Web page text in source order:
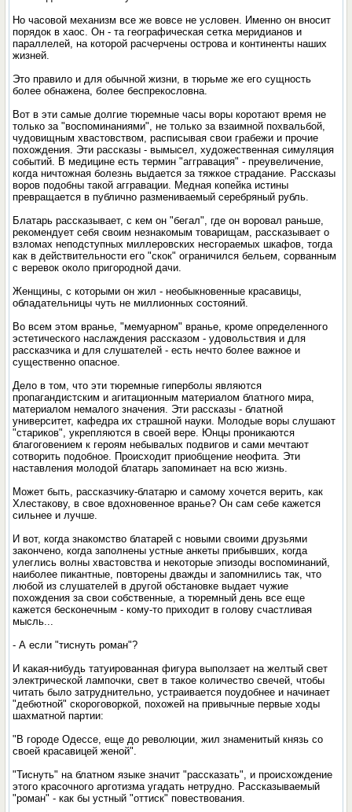
Но часовой механизм все же вовсе не условен. Именно он вносит
порядок в хаос. Он - та географическая сетка меридианов и
параллелей, на которой расчерчены острова и континенты наших
жизней.
Это правило и для обычной жизни, в тюрьме же его сущность
более обнажена, более беспрекословна.
Вот в эти самые долгие тюремные часы воры коротают время не
только за "воспоминаниями", не только за взаимной похвальбой,
чудовищным хвастовством, расписывая свои грабежи и прочие
похождения. Эти рассказы - вымысел, художественная симуляция
событий. В медицине есть термин "аггравация" - преувеличение,
когда ничтожная болезнь выдается за тяжкое страдание. Рассказы
воров подобны такой аггравации. Медная копейка истины
превращается в публично размениваемый серебряный рубль.
Блатарь рассказывает, с кем он "бегал", где он воровал раньше,
рекомендует себя своим незнакомым товарищам, рассказывает о
взломах неподступных миллеровских несгораемых шкафов, тогда
как в действительности его "скок" ограничился бельем, сорванным
с веревок около пригородной дачи.
Женщины, с которыми он жил - необыкновенные красавицы,
обладательницы чуть не миллионных состояний.
Во всем этом вранье, "мемуарном" вранье, кроме определенного
эстетического наслаждения рассказом - удовольствия и для
рассказчика и для слушателей - есть нечто более важное и
существенно опасное.
Дело в том, что эти тюремные гиперболы являются
пропагандистским и агитационным материалом блатного мира,
материалом немалого значения. Эти рассказы - блатной
университет, кафедра их страшной науки. Молодые воры слушают
"стариков", укрепляются в своей вере. Юнцы проникаются
благоговением к героям небывалых подвигов и сами мечтают
сотворить подобное. Происходит приобщение неофита. Эти
наставления молодой блатарь запоминает на всю жизнь.
Может быть, рассказчику-блатарю и самому хочется верить, как
Хлестакову, в свое вдохновенное вранье? Он сам себе кажется
сильнее и лучше.
И вот, когда знакомство блатарей с новыми своими друзьями
закончено, когда заполнены устные анкеты прибывших, когда
улеглись волны хвастовства и некоторые эпизоды воспоминаний,
наиболее пикантные, повторены дважды и запомнились так, что
любой из слушателей в другой обстановке выдает чужие
похождения за свои собственные, а тюремный день все еще
кажется бесконечным - кому-то приходит в голову счастливая
мысль...
- А если "тиснуть роман"?
И какая-нибудь татуированная фигура выползает на желтый свет
электрической лампочки, свет в такое количество свечей, чтобы
читать было затруднительно, устраивается поудобнее и начинает
"дебютной" скороговоркой, похожей на привычные первые ходы
шахматной партии:
"В городе Одессе, еще до революции, жил знаменитый князь со
своей красавицей женой".
"Тиснуть" на блатном языке значит "рассказать", и происхождение
этого красочного арготизма угадать нетрудно. Рассказываемый
"роман" - как бы устный "оттиск" повествования.